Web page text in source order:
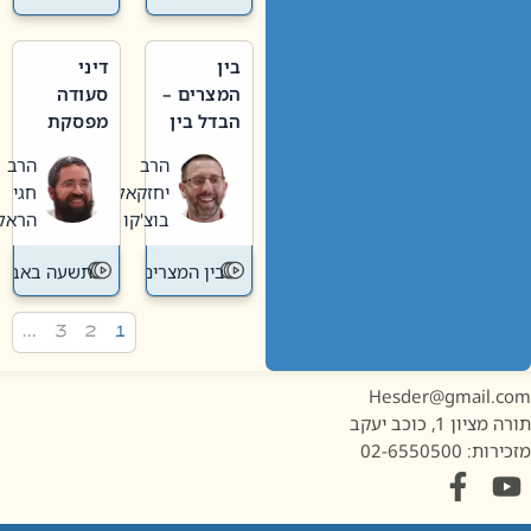
בין
המצרים –
הבדל בין
חדשה
לישנה
הרב
יחזקאל
בוצ'קו
בין המצרים
דיני
סעודה
מפסקת
תשעה
באב
הרב
חגי
הראל
תשעה באב
1, כוכב יעקב
02-6550500